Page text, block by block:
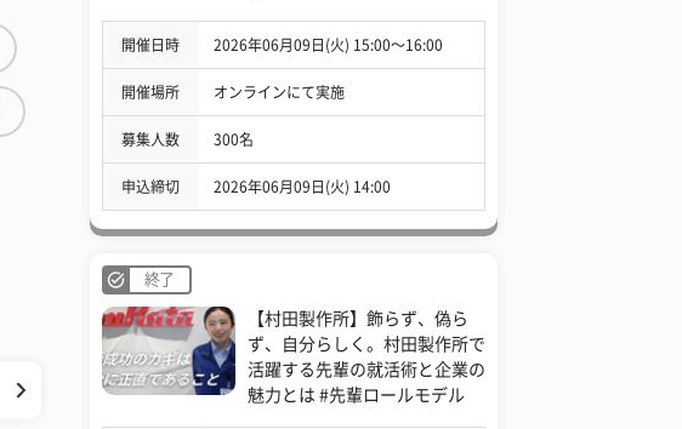
開催日時 2026年06月09日(火) 15:00〜16:00
開催場所 オンラインにて実施
募集人数 300名
申込締切 2026年06月09日(火) 14:00
終了
【村田製作所】飾らず、偽ら
ず、自分らしく。村田製作所で
活躍する先輩の就活術と企業の
魅力とは #先輩ロールモデル